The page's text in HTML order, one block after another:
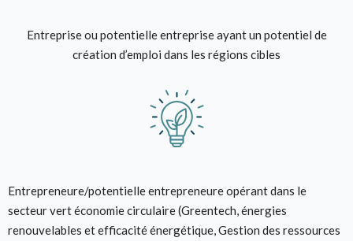
Entreprise ou potentielle entreprise ayant un potentiel de
création d’emploi dans les régions cibles
Entrepreneure/potentielle entrepreneure opérant dans le
secteur vert économie circulaire (Greentech, énergies
renouvelables et efficacité énergétique, Gestion des ressources